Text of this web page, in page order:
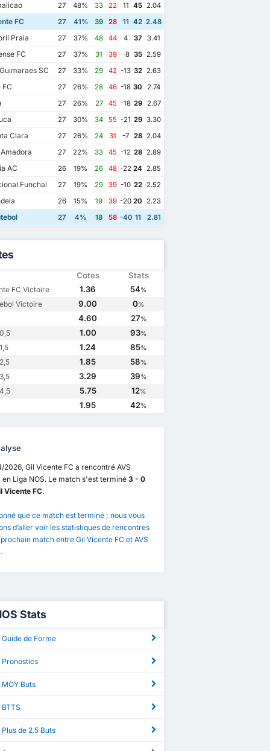
27 48% 33 22 11 45 2.04
FC 27 41% 39 28 11 42 2.48
Praia 27 37% 48 44 4 37
3.41
FC 27 37% 31 39 -8 35 2.59
SC 27 33% 29 42 -13 32 2.63
FC 27 26% 28 46 -18 30 2.74
27 26% 27 45 -18 29 2.67
27 30% 34 55 -21 29 3.30
Clara 27 26% 24 31 -7 28 2.04
27 22% 33 45 -12 28 2.89
AC 26 19% 26 48 -22 24 2.85
Funchal 27 19% 29 39 -10 22 2.52
26 15% 19 39 -20 20 2.23
27 4% 18 58 -40 11 2.81
Cotes Stats
FC Victoire 1.36 54%
Victoire 9.00 0%
4.60 27%
1.00 93%
1.24 85%
1.85 58%
3.29 39%
5.75 12%
1.95 42%
2026, Gil Vicente FC a rencontré AVS
en Liga NOS. Le match s'est terminé 3 - 0
Vicente FC.
que ce match est terminé ; nous vous
d’aller voir les statistiques de rencontres
match entre Gil Vicente FC et AVS
Stats
Guide de Forme
Pronostics
MOY Buts
Plus de 2.5 Buts